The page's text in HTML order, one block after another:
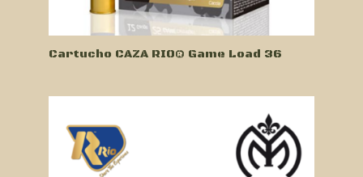
Cartucho CAZA RIO® Game Load 36